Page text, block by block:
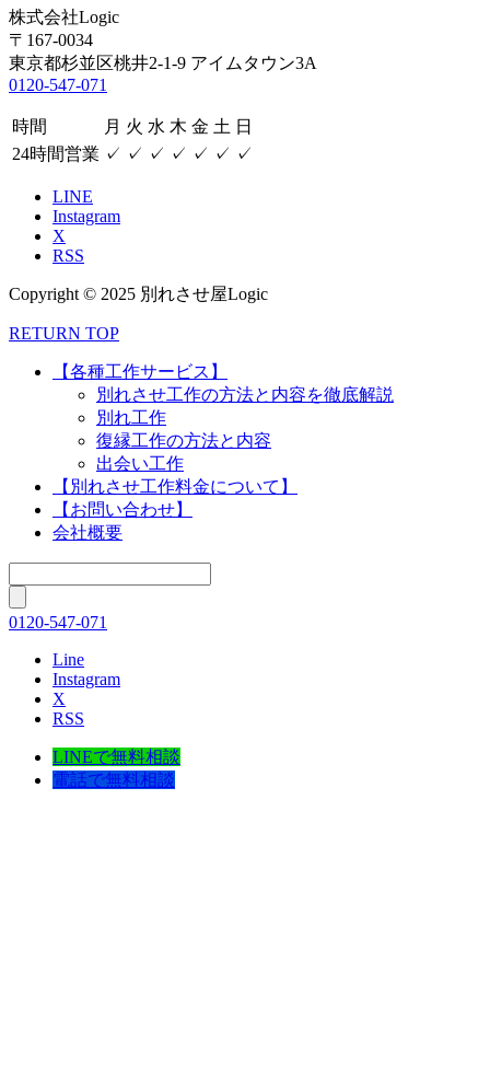
株式会社Logic
〒167-0034
東京都杉並区桃井2-1-9 アイムタウン3A
0120-547-071
時間 月 火 水 木 金 土 日
24時間営業 ✓ ✓ ✓ ✓ ✓ ✓ ✓
LINE
Instagram
X
RSS
Copyright © 2025 別れさせ屋Logic
RETURN TOP
【各種工作サービス】
別れさせ工作の方法と内容を徹底解説
別れ工作
復縁工作の方法と内容
出会い工作
【別れさせ工作料金について】
【お問い合わせ】
会社概要
0120-547-071
Line
Instagram
X
RSS
LINEで無料相談
電話で無料相談